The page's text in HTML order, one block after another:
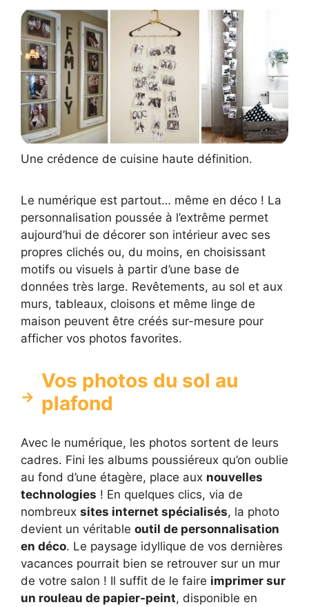
Une crédence de cuisine haute définition.
Le numérique est partout… même en déco ! La
personnalisation poussée à l’extrême permet
aujourd’hui de décorer son intérieur avec ses
propres clichés ou, du moins, en choisissant
motifs ou visuels à partir d’une base de
données très large. Revêtements, au sol et aux
murs, tableaux, cloisons et même linge de
maison peuvent être créés sur-mesure pour
afficher vos photos favorites.
Vos photos du sol au
plafond
Avec le numérique, les photos sortent de leurs
cadres. Fini les albums poussiéreux qu’on oublie
au fond d’une étagère, place aux nouvelles
technologies ! En quelques clics, via de
nombreux sites internet spécialisés, la photo
devient un véritable outil de personnalisation
en déco. Le paysage idyllique de vos dernières
vacances pourrait bien se retrouver sur un mur
de votre salon ! Il suffit de le faire imprimer sur
un rouleau de papier-peint, disponible en